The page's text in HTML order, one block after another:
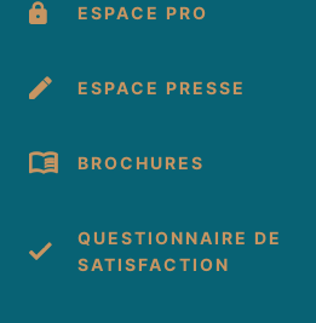
sur Youtube
ESPACE PRO
ESPACE PRESSE
BROCHURES
QUESTIONNAIRE DE
SATISFACTION